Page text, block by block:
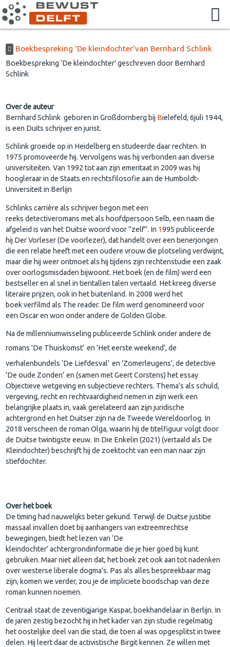
Boekbespreking 'De kleindochter'van Bernhard Schlink
Boekbespreking ‘De kleindochter’ geschreven door Bernhard
Schlink
Over de auteur
Bernhard Schlink geboren inGroßdornberg bij Bielefeld,6juli 1944,
is een Duits schrijveren jurist.
Schlink groeide op in Heidelbergen studeerde daar rechten. In
1975 promoveerde hij. Vervolgens was hij verbonden aan diverse
universiteiten. Van 1992 tot aan zijn emeritaat in 2009 was hij
hoogleraar in deStaats en rechtsfilosofieaan de Humboldt-
Universiteitin Berlijn
Schlinks carrière als schrijver begon met een
reeksdetectiveromansmet als hoofdpersoon Selb, een naam die
afgeleid is van het Duitse woord voor "zelf". In 1995publiceerde
hij Der Vorleser (De voorlezer), dat handelt over een tienerjongen
die een relatie heeft met een oudere vrouw die plotseling verdwijnt,
maar die hij weer ontmoet als hij tijdens zijn rechtenstudie een zaak
over oorlogsmisdaden bijwoont. Het boek (en de film) werd een
bestseller en al snel in tientallen talen vertaald. Het kreeg diverse
literaire prijzen, ook in het buitenland. In 2008 werd het
boekverfilmd als The reader. De film werd genomineerd voor
eenOscaren won onder andere de Golden Globe.
Na de millenniumwisseling publiceerde Schlink onder andere de
romans 'De Thuiskomst' en 'Het eerste weekend', de
verhalenbundels 'De Liefdesval' en 'Zomerleugens', de detective
'De oude Zonden' en (samen met Geert Corstens) het essay
Objectieve wetgeving en subjectieve rechters. Thema’s als schuld,
vergeving, recht en rechtvaardigheid nemen in zijn werk een
belangrijke plaats in, vaak gerelateerd aan zijn juridische
achtergrond en het Duitser zijn na de Tweede Wereldoorlog. In
2018 verscheen de roman Olga, waarin hij de titelfiguur volgt door
de Duitse twintigste eeuw. In Die Enkelin (2021) (vertaald als De
Kleindochter) beschrijft hij de zoektocht van een man naar zijn
stiefdochter.
Over het boek
De timing had nauwelijks beter gekund. Terwijl de Duitse justitie
massaal invallen doet bij aanhangers van extreemrechtse
bewegingen, biedt het lezen van‘De
kleindochter’achtergrondinformatie die je hier goed bij kunt
gebruiken. Maar niet alleen dat, het boek zet ook aan tot nadenken
over westerse liberale dogma’s. Pas als alles bespreekbaar mag
zijn, komen we verder, zou je de impliciete boodschap van deze
roman kunnen noemen.
Centraal staat de zeventigjarige Kaspar, boekhandelaar in Berlijn. In
de jaren zestig bezocht hij in het kader van zijn studie regelmatig
het oostelijke deel van die stad, die toen al was opgesplitst in twee
delen. Hij leert daar de activistische Birgit kennen. Ze willen met